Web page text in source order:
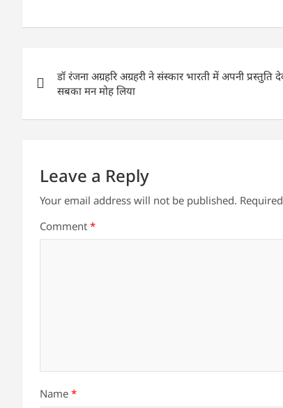
at
A
p
p
c
b
o
o
ittk
dI
ai ar
navigation
डॉ रंजना अग्रहरि अग्रहरी ने संस्कार भारती में अपनी प्रस्तुति
सबका मन मोह लिया
Leave a Reply
Your email address will not be published.
Comment *
Name *